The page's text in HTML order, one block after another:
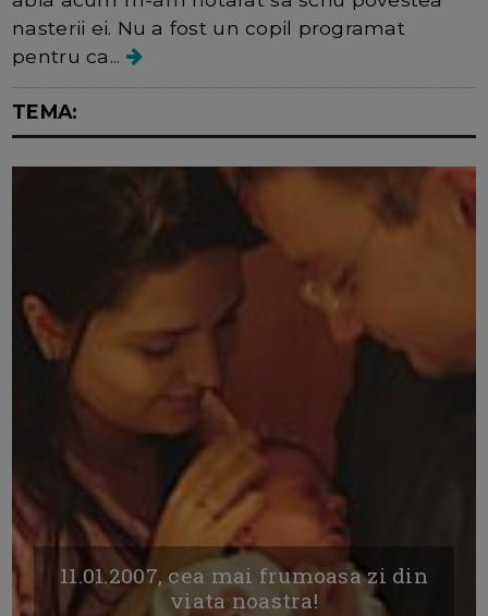
nasterii ei. Nu a fost un copil programat
pentru ca...
TEMA:
11.01.2007, cea mai frumoasa zi din
viata noastra!